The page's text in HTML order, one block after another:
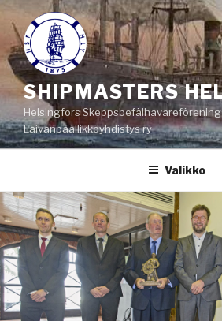
Siirry
sisältöön
SHIPMASTERS
Helsingfors Skeppsbefälhavareförening
Laivanpäällikköyhdistys ry
Valikko